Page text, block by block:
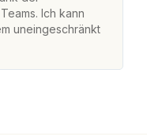
Ich kann
uneingeschränkt